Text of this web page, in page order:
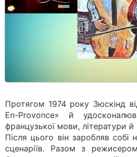
Протягом 1974 року Зюскінд
Еn-Рrоvоnсе» й
французької мови, літератури й
Після цього він заробляв
сценаріїв. Разом з